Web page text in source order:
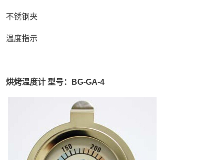
不锈钢夹
温度指示
烘烤温度计 型号：BG-GA-4